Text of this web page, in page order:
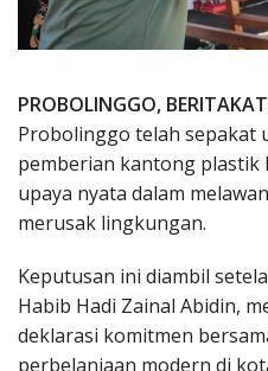
PROBOLINGGO,
Probolinggo telah sepakat
pemberian kantong plastik
upaya nyata dalam
merusak lingkungan.
Keputusan ini diambil
Habib Hadi Zainal Abidin,
deklarasi komitmen
perbelanjaan modern di